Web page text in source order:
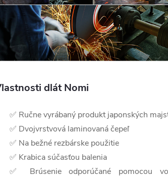
dlát Nomi
✅ Ručne vyrábaný produkt japonských
✅ Dvojvrstvová laminovaná čepeľ
✅ Na bežné rezbárske použitie
✅ Krabica súčasťou balenia
✅ Brúsenie odporúčané pomocou